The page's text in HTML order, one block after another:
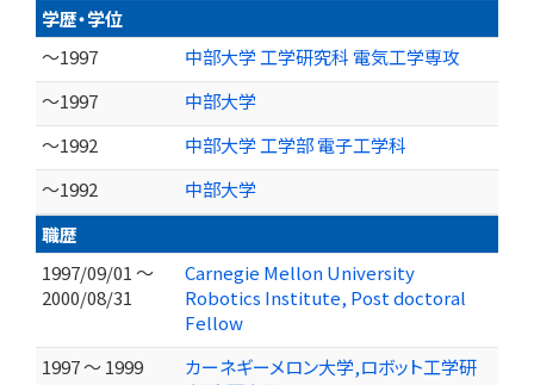
学歴・学位
～1997
中部大学 工学研究科 電気工学専攻
～1997
中部大学
～1992
中部大学 工学部 電子工学科
～1992
中部大学
職歴
1997/09/01 ～
2000/08/31
Carnegie Mellon University
Robotics Institute, Post doctoral
Fellow
1997 ～ 1999
カーネギーメロン大学,ロボット工学研